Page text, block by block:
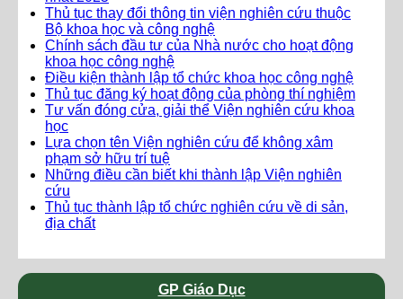
Thủ tục thay đổi thông tin viện nghiên cứu thuộc
Bộ khoa học và công nghệ
Chính sách đầu tư của Nhà nước cho hoạt động
khoa học công nghệ
Điều kiện thành lập tổ chức khoa học công nghệ
Thủ tục đăng ký hoạt động của phòng thí nghiệm
Tư vấn đóng cửa, giải thể Viện nghiên cứu khoa
học
Lựa chọn tên Viện nghiên cứu để không xâm
phạm sở hữu trí tuệ
Những điều cần biết khi thành lập Viện nghiên
cứu
Thủ tục thành lập tổ chức nghiên cứu về di sản,
địa chất
GP Giáo Dục